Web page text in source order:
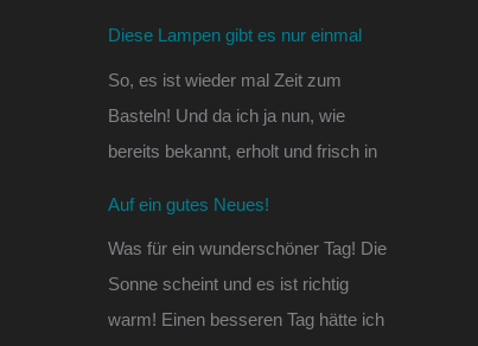
Diese Lampen gibt es nur einmal
So, es ist wieder mal Zeit zum
Basteln! Und da ich ja nun, wie
bereits bekannt, erholt und frisch in
Auf ein gutes Neues!
Was für ein wunderschöner Tag! Die
Sonne scheint und es ist richtig
warm! Einen besseren Tag hätte ich